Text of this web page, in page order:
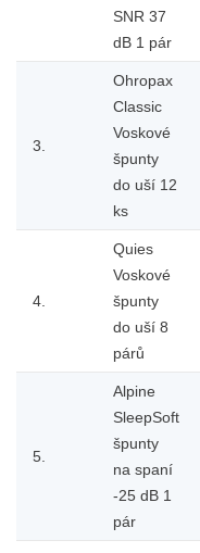
SNR 37
dB 1 pár
3.
Ohropax
Classic
Voskové
špunty
do uší 12
ks
4.
Quies
Voskové
špunty
do uší 8
párů
5.
Alpine
SleepSoft
špunty
na spaní
-25 dB 1
pár